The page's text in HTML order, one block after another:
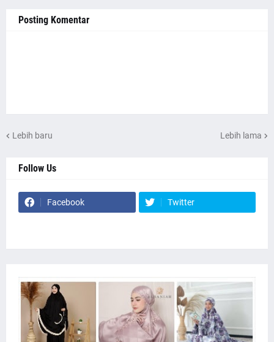
Posting Komentar
Lebih baru Lebih lama
Follow Us
Facebook Twitter